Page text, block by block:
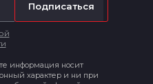
Подписаться
информация носит
характер и ни при